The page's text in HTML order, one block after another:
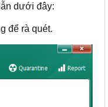
dưới đây:
để rà quét.